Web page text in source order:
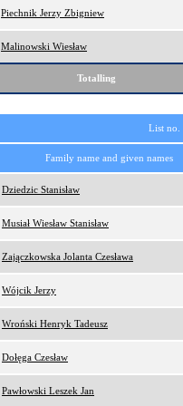
Piechnik Jerzy Zbigniew
Malinowski Wiesław
Totalling
List
Family name and given names
Dziedzic Stanisław
Musiał Wiesław Stanisław
Zajączkowska Jolanta Czesława
Wójcik Jerzy
Wroński Henryk Tadeusz
Dołęga Czesław
Pawłowski Leszek Jan